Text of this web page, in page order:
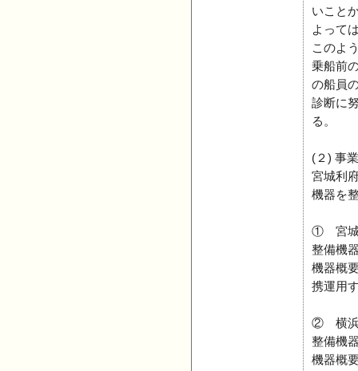
いこと
よって
このよ
乗船前
の船員
診断に
る。
(２) 事
宮城利
機器を
① 宮城
整備機
機器概
携運用
② 横浜
整備機
機器概